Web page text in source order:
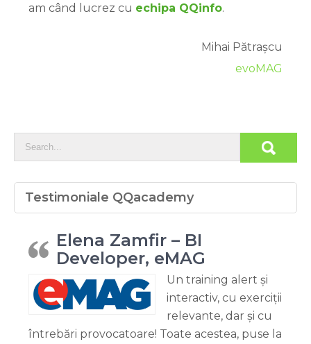
am când lucrez cu echipa QQinfo.
Mihai Pătrașcu
evoMAG
Testimoniale QQacademy
Elena Zamfir – BI
Developer, eMAG
Un training alert și
interactiv, cu exerciții
relevante, dar și cu
întrebări provocatoare! Toate acestea, puse la